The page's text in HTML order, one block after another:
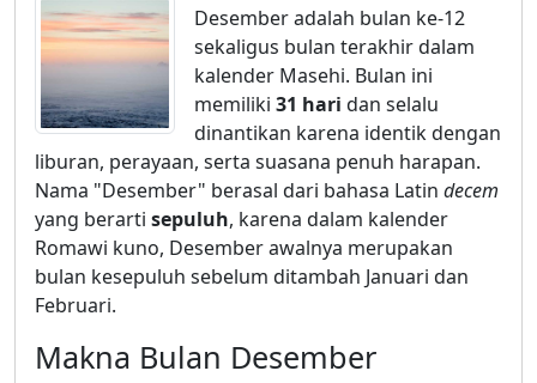
Desember adalah bulan ke-12
sekaligus bulan terakhir dalam
kalender Masehi. Bulan ini
memiliki 31 hari dan selalu
dinantikan karena identik dengan
liburan, perayaan, serta suasana penuh harapan.
Nama "Desember" berasal dari bahasa Latin decem
yang berarti sepuluh, karena dalam kalender
Romawi kuno, Desember awalnya merupakan
bulan kesepuluh sebelum ditambah Januari dan
Februari.
Makna Bulan Desember